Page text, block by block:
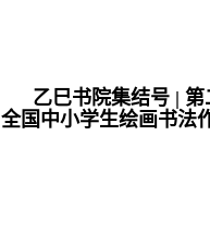
乙巳书院集结号 |
全国 中小学生绘画书法